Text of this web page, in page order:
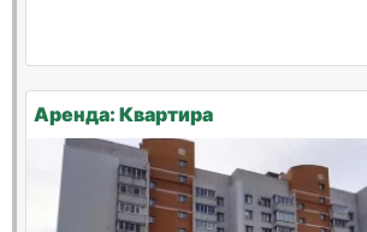
Аренда: Квартира